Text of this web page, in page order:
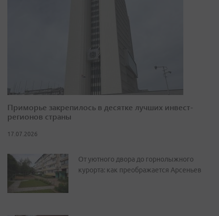
Приморье закрепилось в десятке лучших инвест-
регионов страны
17.07.2026
От уютного двора до горнолыжного
курорта: как преображается Арсеньев